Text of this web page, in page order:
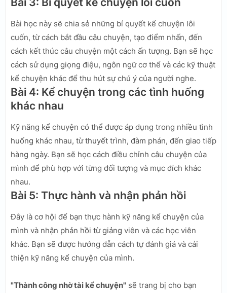
Bài học này sẽ chia sẻ những bí quyết kể chuyện lôi
cuốn, từ cách bắt đầu câu chuyện, tạo điểm nhấn, đến
cách kết thúc câu chuyện một cách ấn tượng. Bạn sẽ học
cách sử dụng giọng điệu, ngôn ngữ cơ thể và các kỹ thuật
kể chuyện khác để thu hút sự chú ý của người nghe.
Bài 4: Kể chuyện trong các tình huống
khác nhau
Kỹ năng kể chuyện có thể được áp dụng trong nhiều tình
huống khác nhau, từ thuyết trình, đàm phán, đến giao tiếp
hàng ngày. Bạn sẽ học cách điều chỉnh câu chuyện của
mình để phù hợp với từng đối tượng và mục đích khác
nhau.
Bài 5: Thực hành và nhận phản hồi
Đây là cơ hội để bạn thực hành kỹ năng kể chuyện của
mình và nhận phản hồi từ giảng viên và các học viên
khác. Bạn sẽ được hướng dẫn cách tự đánh giá và cải
thiện kỹ năng kể chuyện của mình.
"Thành công nhờ tài kể chuyện" sẽ trang bị cho bạn